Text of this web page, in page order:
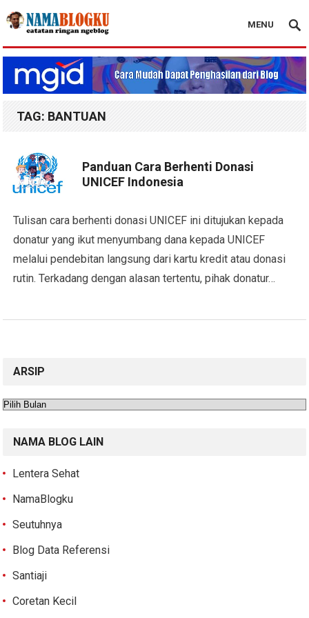
Nama Blogku
MENU
TAG: BANTUAN
Panduan Cara Berhenti Donasi
UNICEF Indonesia
Tulisan cara berhenti donasi UNICEF ini ditujukan kepada
donatur yang ikut menyumbang dana kepada UNICEF
melalui pendebitan langsung dari kartu kredit atau donasi
rutin. Terkadang dengan alasan tertentu, pihak donatur…
ARSIP
Arsip
NAMA BLOG LAIN
Lentera Sehat
NamaBlogku
Seutuhnya
Blog Data Referensi
Santiaji
Coretan Kecil